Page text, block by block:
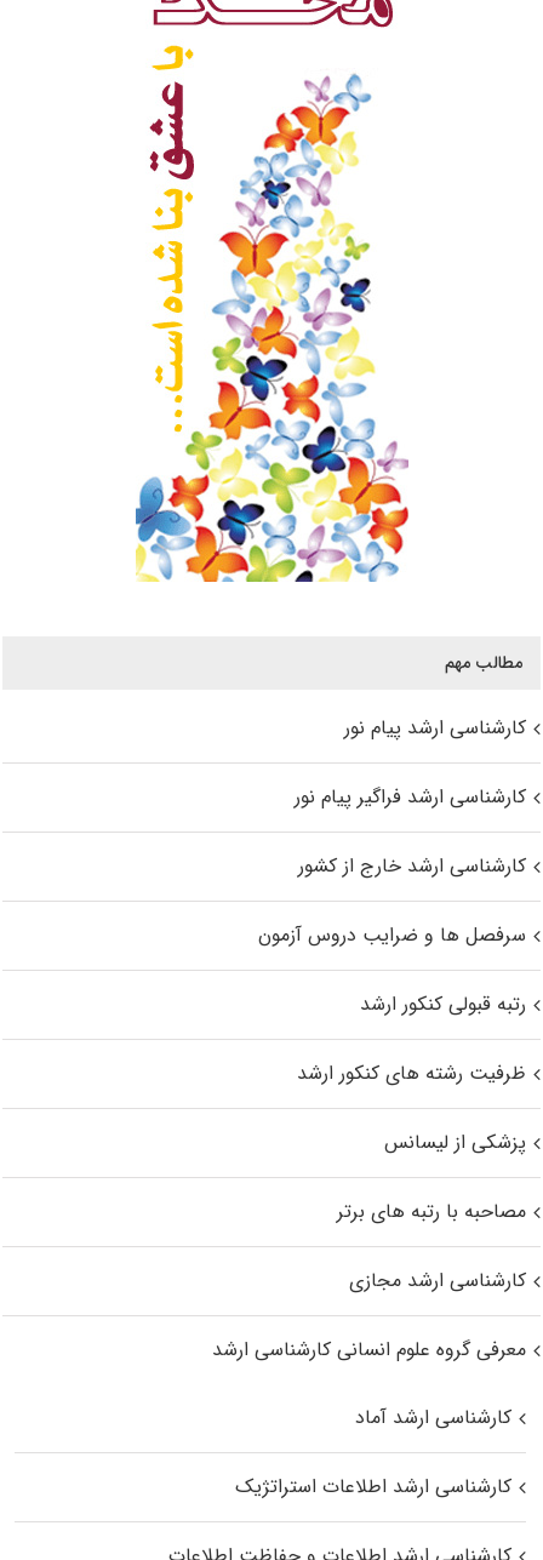
مطالب مهم
کارشناسی ارشد پیام نور
کارشناسی ارشد فراگیر پیام نور
کارشناسی ارشد خارج از کشور
سرفصل ها و ضرایب دروس آزمون
رتبه قبولی کنکور ارشد
ظرفیت رشته های کنکور ارشد
پزشکی از لیسانس
مصاحبه با رتبه های برتر
کارشناسی ارشد مجازی
معرفی گروه علوم انسانی کارشناسی ارشد
کارشناسی ارشد آماد
کارشناسی ارشد اطلاعات استراتژیک